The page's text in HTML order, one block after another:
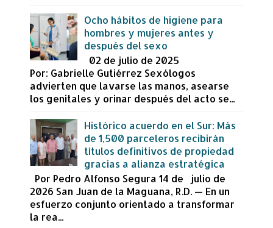
Ocho hábitos de higiene para
hombres y mujeres antes y
después del sexo
02 de julio de 2025
Por: Gabrielle Gutiérrez Sexólogos
advierten que lavarse las manos, asearse
los genitales y orinar después del acto se...
Histórico acuerdo en el Sur: Más
de 1,500 parceleros recibirán
títulos definitivos de propiedad
gracias a alianza estratégica
Por Pedro Alfonso Segura 14 de julio de
2026 San Juan de la Maguana, R.D. — En un
esfuerzo conjunto orientado a transformar
la rea...